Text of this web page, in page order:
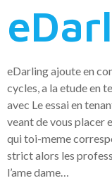
eDarling ajoute en
cycles, a la etude en
avec Le essai en
veant de vous placer
qui toi-meme
strict alors les
l’ame dame…